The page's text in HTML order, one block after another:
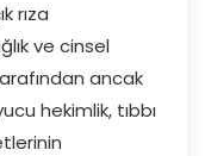
rıza
ve cinsel
ancak
hekimlik, tıbbı